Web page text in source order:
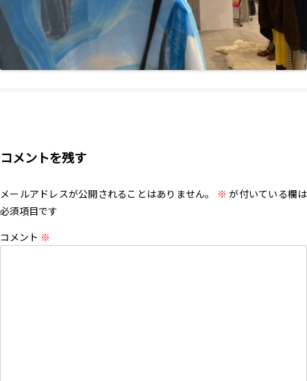
コメントを残す
メールアドレスが公開されることはありません。 ※ が付いている欄は
必須項目です
コメント ※